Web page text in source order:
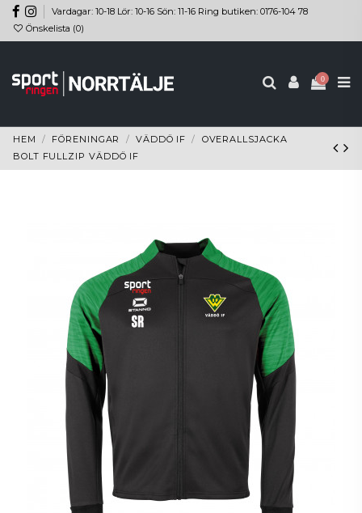
Vardagar: 10-18 Lör: 10-16 Sön: 11-16 Ring butiken: 0176-104 78
Önskelista (0)
0
HEM FÖRENINGAR VÄDDÖ IF
OVERALLSJACKA
BOLT FULLZIP VÄDDÖ IF